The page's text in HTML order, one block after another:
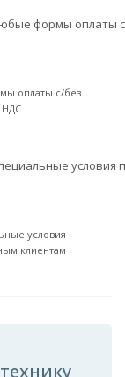
оплаты с/без
НДС
условия
клиентам